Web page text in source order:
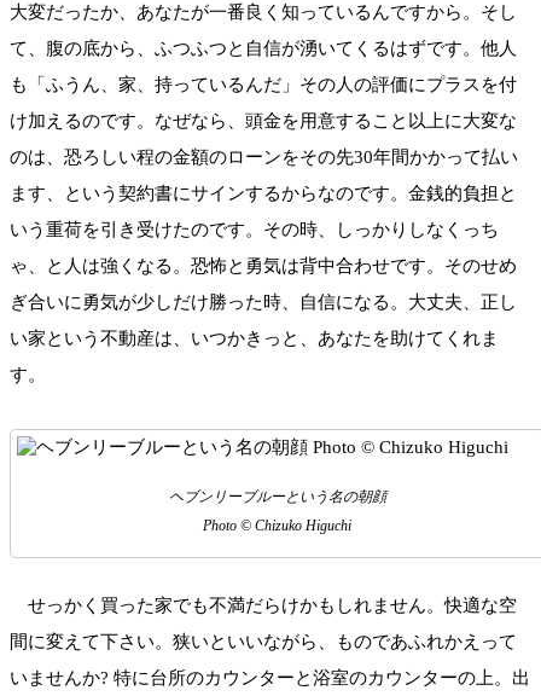
大変だったか、あなたが一番良く知っているんですから。そし
て、腹の底から、ふつふつと自信が湧いてくるはずです。他人
も「ふうん、家、持っているんだ」その人の評価にプラスを付
け加えるのです。なぜなら、頭金を用意すること以上に大変な
のは、恐ろしい程の金額のローンをその先30年間かかって払い
ます、という契約書にサインするからなのです。金銭的負担と
いう重荷を引き受けたのです。その時、しっかりしなくっち
ゃ、と人は強くなる。恐怖と勇気は背中合わせです。そのせめ
ぎ合いに勇気が少しだけ勝った時、自信になる。大丈夫、正し
い家という不動産は、いつかきっと、あなたを助けてくれま
す。
ヘブンリーブルーという名の朝顔
Photo © Chizuko Higuchi
せっかく買った家でも不満だらけかもしれません。快適な空
間に変えて下さい。狭いといいながら、ものであふれかえって
いませんか? 特に台所のカウンターと浴室のカウンターの上。出